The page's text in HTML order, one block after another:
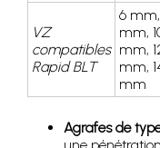
VZ
compatibles
Rapid BLT
6
mm,
mm,
mm,
mm
Agrafes de